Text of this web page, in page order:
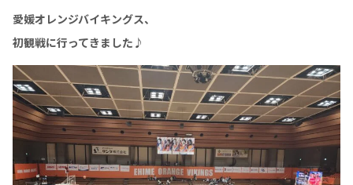
愛媛オレンジバイキングス、
初観戦に行ってきました♪